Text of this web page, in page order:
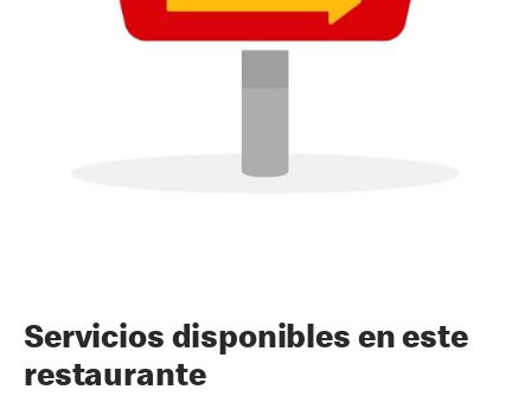
Servicios disponibles en este
restaurante